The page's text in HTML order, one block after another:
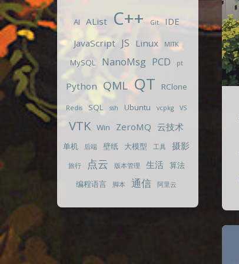
AI AList C++ Git
IDE
JavaScript JS Linux MITK
MySQL NanoMsg PCD pt
Python QML QT RClone
Redis SQL ssh Ubuntu vcpkg VS
VTK Win ZeroMQ 云技术
单机 后端 壁纸 大模型 工具 摄影
旅行 点云 版本管理 生活 算法
编程语言
脚本 通信 阿里云